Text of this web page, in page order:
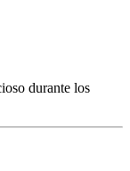
durante los